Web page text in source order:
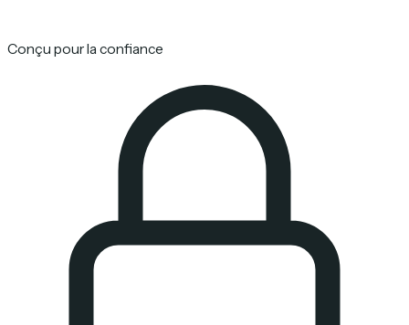
Conçu pour la confiance